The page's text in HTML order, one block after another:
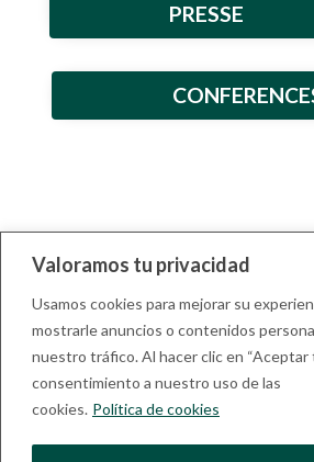
Valoramos tu privacidad
Usamos cookies para mejorar su
mostrarle anuncios o contenidos
nuestro tráfico. Al hacer clic en “Aceptar
consentimiento a nuestro uso de las
cookies. Política de cookies
PRESSE